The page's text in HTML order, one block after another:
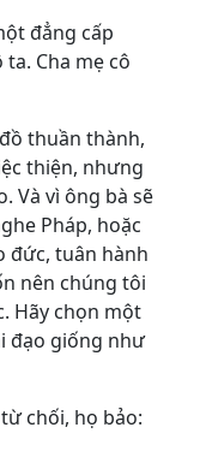
đẳng cấp
Cha mẹ cô
thuần thành,
thiện, nhưng
Và vì ông bà sẽ
Pháp, hoặc
đức, tuân hành
nên chúng tôi
Hãy chọn một
đạo giống như
chối, họ bảo: